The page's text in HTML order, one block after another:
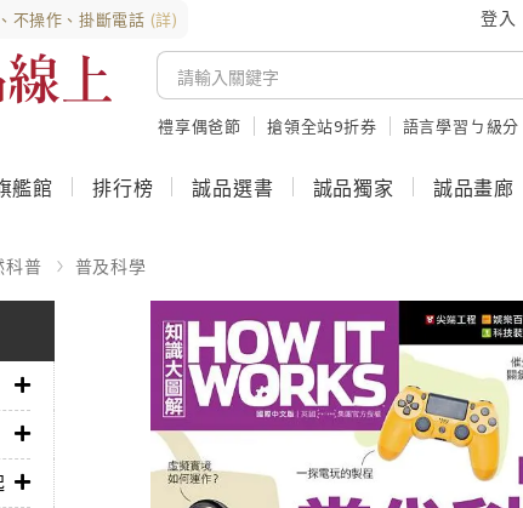
不操作、掛斷電話 (詳) 登入
禮享偶爸節 搶領全站9折券 語言學習ㄅ級分
艦館 排行榜 誠品選書 誠品獨家 誠品畫廊
科普 普及科學